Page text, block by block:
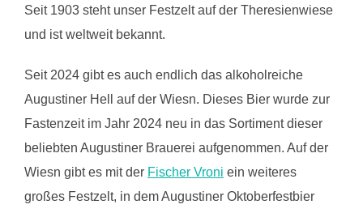
Seit 1903 steht unser Festzelt auf der Theresienwiese
und ist weltweit bekannt.
Seit 2024 gibt es auch endlich das alkoholreiche
Augustiner Hell auf der Wiesn. Dieses Bier wurde zur
Fastenzeit im Jahr 2024 neu in das Sortiment dieser
beliebten Augustiner Brauerei aufgenommen. Auf der
Wiesn gibt es mit der Fischer Vroni ein weiteres
großes Festzelt, in dem Augustiner Oktoberfestbier